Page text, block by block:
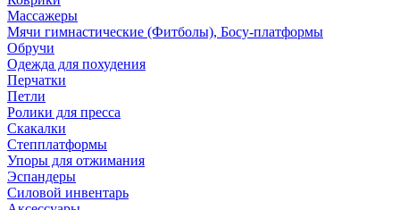
Массажеры
Мячи гимнастические (Фитболы), Босу-платформы
Обручи
Одежда для похудения
Перчатки
Петли
Ролики для пресса
Скакалки
Степплатформы
Упоры для отжимания
Эспандеры
Силовой инвентарь